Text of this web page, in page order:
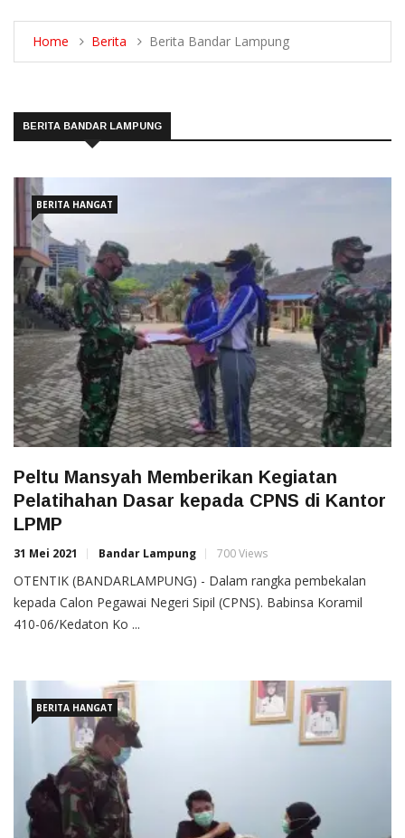
Home Berita Berita Bandar Lampung
BERITA BANDAR LAMPUNG
BERITA HANGAT
Peltu Mansyah Memberikan Kegiatan
Pelatihahan Dasar kepada CPNS di Kantor
LPMP
31 Mei 2021 Bandar Lampung 700 Views
OTENTIK (BANDARLAMPUNG) - Dalam rangka pembekalan
kepada Calon Pegawai Negeri Sipil (CPNS). Babinsa Koramil
410-06/Kedaton Ko ...
BERITA HANGAT